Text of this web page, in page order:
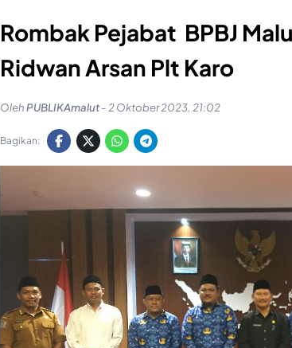
Rombak Pejabat BPBJ
Ridwan Arsan Plt Karo
OlehPUBLIKAmalut- 2 Oktober 2023, 21:02
Bagikan: